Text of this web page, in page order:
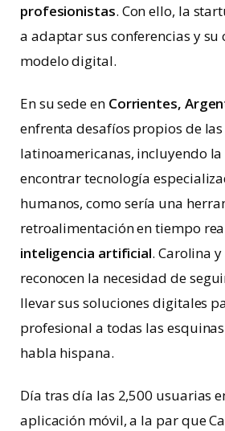
profesionistas. Con ello, la
a adaptar sus conferencias y su
modelo digital.
En su sede en Corrientes,
enfrenta desafíos propios de
latinoamericanas, incluyendo
encontrar tecnología
humanos, como sería una
retroalimentación en tiempo
inteligencia artificial. Carolina
reconocen la necesidad de
llevar sus soluciones digitales
profesional a todas las
habla hispana.
Día tras día las 2,500 usuarias
aplicación móvil, a la par que